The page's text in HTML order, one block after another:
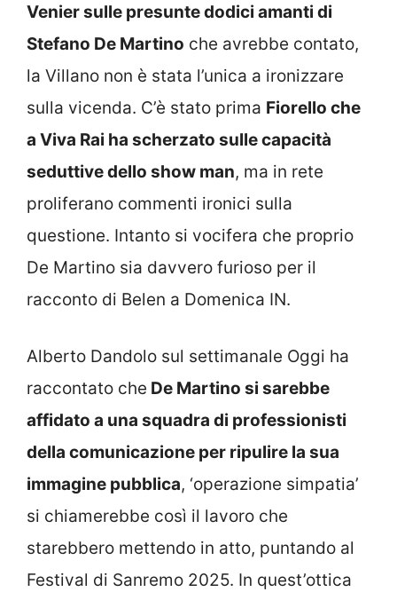
Venier sulle presunte dodici amanti di
Stefano De Martino che avrebbe contato,
la Villano non è stata l’unica a ironizzare
sulla vicenda. C’è stato prima Fiorello che
a Viva Rai ha scherzato sulle capacità
seduttive dello show man, ma in rete
proliferano commenti ironici sulla
questione. Intanto si vocifera che proprio
De Martino sia davvero furioso per il
racconto di Belen a Domenica IN.
Alberto Dandolo sul settimanale Oggi ha
raccontato che De Martino si sarebbe
affidato a una squadra di professionisti
della comunicazione per ripulire la sua
immagine pubblica, ‘operazione simpatia’
si chiamerebbe così il lavoro che
starebbero mettendo in atto, puntando al
Festival di Sanremo 2025. In quest’ottica